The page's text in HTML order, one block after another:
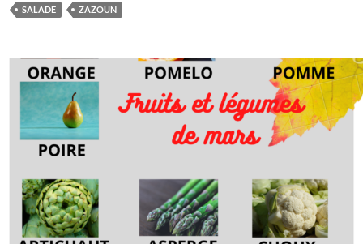
SALADE
ZAZOUN